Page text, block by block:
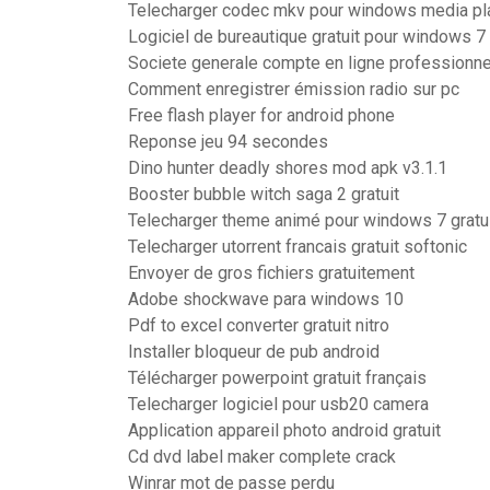
Telecharger codec mkv pour windows media
Logiciel de bureautique gratuit pour windows 7
Societe generale compte en ligne
Comment enregistrer émission radio sur pc
Free flash player for android phone
Reponse jeu 94 secondes
Dino hunter deadly shores mod apk v3.1.1
Booster bubble witch saga 2 gratuit
Telecharger theme animé pour windows 7
Telecharger utorrent francais gratuit softonic
Envoyer de gros fichiers gratuitement
Adobe shockwave para windows 10
Pdf to excel converter gratuit nitro
Installer bloqueur de pub android
Télécharger powerpoint gratuit français
Telecharger logiciel pour usb20 camera
Application appareil photo android gratuit
Cd dvd label maker complete crack
Winrar mot de passe perdu